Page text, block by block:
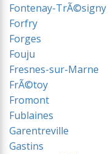
Fontenay-TrÃ©signy
Forfry
Forges
Fouju
Fresnes-sur-Marne
FrÃ©toy
Fromont
Fublaines
Garentreville
Gastins